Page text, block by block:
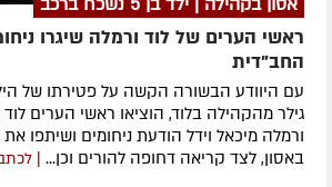
ראשי הערים של לוד ורמלה שיגרו
החב"דית
עם היוודע הבשורה הקשה על פטירתו של
גילר מהקהילה בלוד, הוציאו ראשי הערים לוד
ורמלה מיכאל וידל הודעת ניחומים ושיתפו
באסון, לצד קריאה דחופה להורים וכן... |